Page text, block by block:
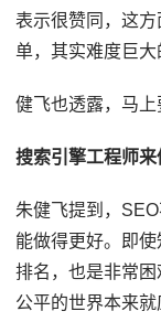
表示很赞同，这
单，其实难度巨大
健飞也透露，马上
搜索引擎工程师
朱健飞提到，
能做得更好。即
排名，也是非常困
公平的世界本来